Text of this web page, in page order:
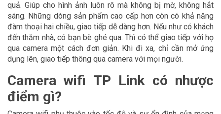
quả. Giúp cho hình ảnh luôn rõ mà không bị mờ, không hắt
sáng. Những dòng sản phẩm cao cấp hơn còn có khả năng
đàm thoại hai chiều, giao tiếp dễ dàng hơn. Nếu như có khách
đến thăm nhà, có bạn bè ghé qua. Thì có thể giao tiếp với họ
qua camera một cách đơn giản. Khi đi xa, chỉ cần mở ứng
dụng lên, giao tiếp thông qua camera với mọi người.
Camera wifi TP Link có nhược
điểm gì?